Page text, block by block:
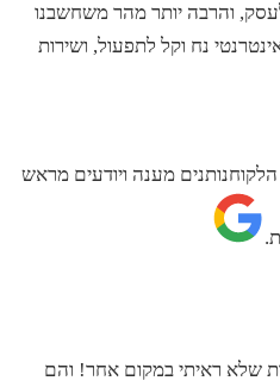
והרבה יותר מהר משחשבנו
נח וקל לתפעול, ושירות
מענה ויודעים מראש
שלא ראיתי במקום אחר! והם